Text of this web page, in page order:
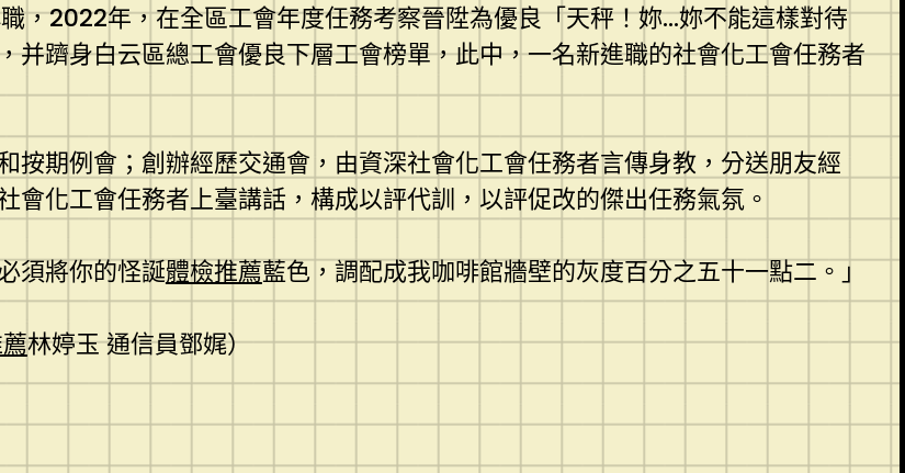
，2022年，在全區工會年度任務考察晉陞為優良「天秤！妳…妳不能這樣對待
并躋身白云區總工會優良下層工會榜單，此中，一名新進職的社會化工會任務者
按期例會；創辦經歷交通會，由資深社會化工會任務者言傳身教，分送朋友經
化工會任務者上臺講話，構成以評代訓，以評促改的傑出任務氣氛。
須將你的怪誕體檢推薦藍色，調配成我咖啡館牆壁的灰度百分之五十一點二。」
林婷玉 通信員鄧娓）